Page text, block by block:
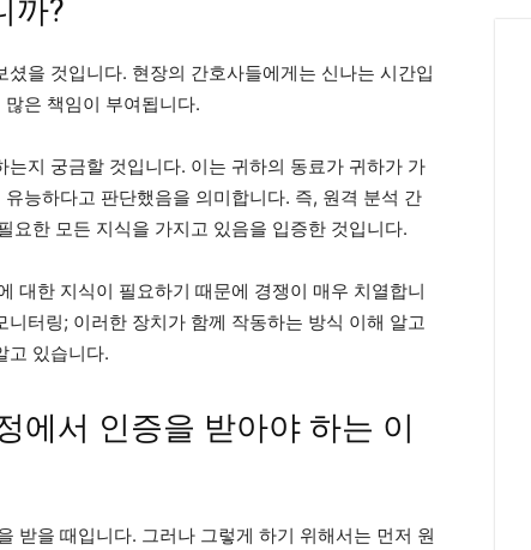
까?
을 것입니다. 현장의 간호사들에게는 신나는 시간입
은 책임이 부여됩니다.
지 궁금할 것입니다. 이는 귀하의 동료가 귀하가 가
능하다고 판단했음을 의미합니다. 즉, 원격 분석 간
요한 모든 지식을 가지고 있음을 입증한 것입니다.
대한 지식이 필요하기 때문에 경쟁이 매우 치열합니
터링; 이러한 장치가 함께 작동하는 방식 이해 알고
고 있습니다.
에서 인증을 받아야 하는 이
받을 때입니다. 그러나 그렇게 하기 위해서는 먼저 원